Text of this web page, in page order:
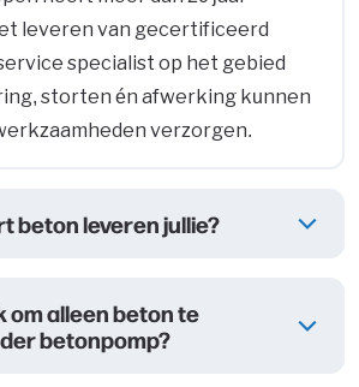
leveren van gecertificeerd
specialist op het gebied
storten én afwerking kunnen
verzorgen.
beton leveren jullie?
om alleen beton te
betonpomp?